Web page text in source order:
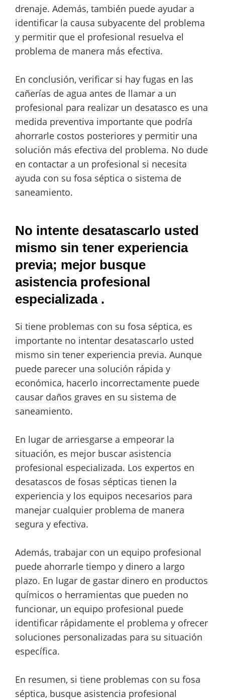
drenaje. Además, también puede ayudar a
identificar la causa subyacente del problema
y permitir que el profesional resuelva el
problema de manera más efectiva.
En conclusión, verificar si hay fugas en las
cañerías de agua antes de llamar a un
profesional para realizar un desatasco es una
medida preventiva importante que podría
ahorrarle costos posteriores y permitir una
solución más efectiva del problema. No dude
en contactar a un profesional si necesita
ayuda con su fosa séptica o sistema de
saneamiento.
No intente desatascarlo usted
mismo sin tener experiencia
previa; mejor busque
asistencia profesional
especializada .
Si tiene problemas con su fosa séptica, es
importante no intentar desatascarlo usted
mismo sin tener experiencia previa. Aunque
puede parecer una solución rápida y
económica, hacerlo incorrectamente puede
causar daños graves en su sistema de
saneamiento.
En lugar de arriesgarse a empeorar la
situación, es mejor buscar asistencia
profesional especializada. Los expertos en
desatascos de fosas sépticas tienen la
experiencia y los equipos necesarios para
manejar cualquier problema de manera
segura y efectiva.
Además, trabajar con un equipo profesional
puede ahorrarle tiempo y dinero a largo
plazo. En lugar de gastar dinero en productos
químicos o herramientas que pueden no
funcionar, un equipo profesional puede
identificar rápidamente el problema y ofrecer
soluciones personalizadas para su situación
específica.
En resumen, si tiene problemas con su fosa
séptica, busque asistencia profesional